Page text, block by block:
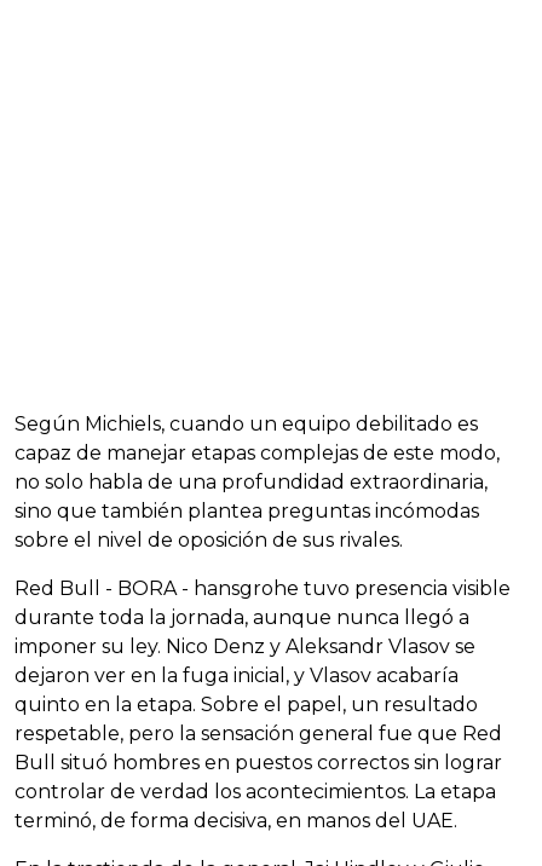
Según Michiels, cuando un equipo debilitado es
capaz de manejar etapas complejas de este modo,
no solo habla de una profundidad extraordinaria,
sino que también plantea preguntas incómodas
sobre el nivel de oposición de sus rivales.
Red Bull - BORA - hansgrohe tuvo presencia visible
durante toda la jornada, aunque nunca llegó a
imponer su ley. Nico Denz y Aleksandr Vlasov se
dejaron ver en la fuga inicial, y Vlasov acabaría
quinto en la etapa. Sobre el papel, un resultado
respetable, pero la sensación general fue que Red
Bull situó hombres en puestos correctos sin lograr
controlar de verdad los acontecimientos. La etapa
terminó, de forma decisiva, en manos del UAE.